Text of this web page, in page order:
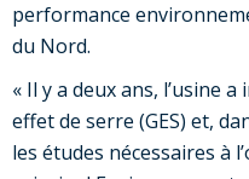
performance
du Nord.
« Il y a deux ans, l’usine
effet de serre (GES) et,
les études nécessaires à